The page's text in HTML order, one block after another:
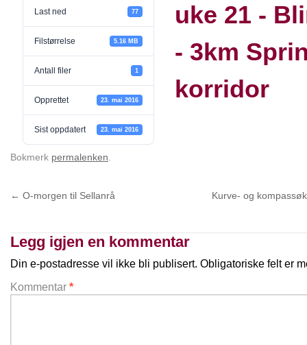
Last ned 77
Filstørrelse 5.16 MB
Antall filer 1
Opprettet 23. mai 2016
Sist oppdatert 23. mai 2016
uke 21 -
- 3km
korridor
Bokmerk permalenken
← O-morgen til Sellanrå Kurve- og
Legg igjen en kommentar
Din e-postadresse vil ikke bli publisert. Obligatoriske felt er
Kommentar *